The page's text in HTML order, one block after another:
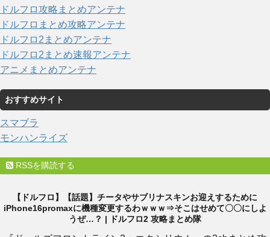
ドルフロ攻略まとめアンテナ
ドルフロまとめ攻略アンテナ
ドルフロ2まとめアンテナ
ドルフロ2まとめ速報アンテナ
アニメまとめアンテナ
おすすめサイト
スマブラ
モンハンライズ
RSSを購読する
【ドルフロ】【話題】チータやサブリナスキンお迎えするために
iPhone16promaxに機種変更するわｗｗｗ⇒そこはせめて〇〇にしよ
うぜ…？ | ドルフロ2 攻略まとめ隊